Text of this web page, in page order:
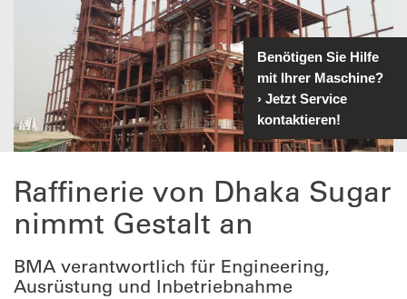
Raffinerie von Dhaka Sugar
nimmt Gestalt an
BMA verantwortlich für Engineering,
Ausrüstung und Inbetriebnahme
Benötigen Sie Hilfe
mit Ihrer Maschine?
› Jetzt Service
kontaktieren!